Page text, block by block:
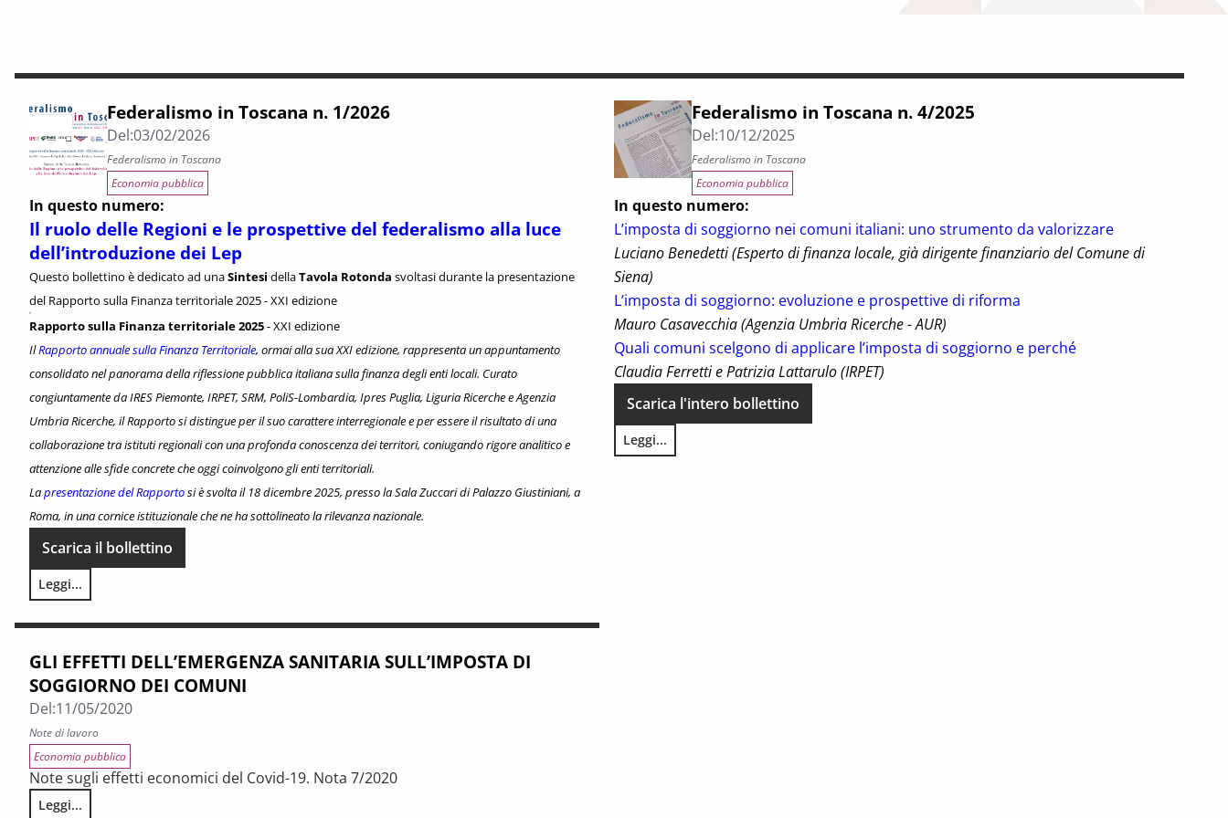
Federalismo in Toscana n. 1/2026
Del:03/02/2026
Federalismo in Toscana
Economia pubblica
In questo numero:
Il ruolo delle Regioni e le prospettive del federalismo alla luce
dell’introduzione dei Lep
Questo bollettino è dedicato ad unaSintesi dellaTavola Rotonda svoltasi durante la presentazione
del Rapporto sulla Finanza territoriale 2025 - XXI edizione
Rapporto sulla Finanza territoriale 2025-XXI edizione
IlRapporto annuale sulla Finanza Territoriale, ormai alla sua XXI edizione, rappresenta un appuntamento
consolidato nel panorama della riflessione pubblica italiana sulla finanza degli enti locali. Curato
congiuntamente da IRES Piemonte, IRPET, SRM, PoliS-Lombardia, Ipres Puglia, Liguria Ricerche e Agenzia
Umbria Ricerche, il Rapporto si distingue per il suo carattere interregionale e per essere il risultato di una
collaborazione tra istituti regionali con una profonda conoscenza dei territori, coniugando rigore analitico e
attenzione alle sfide concrete che oggi coinvolgono gli enti territoriali.
Lapresentazione del Rapportosi è svolta il 18 dicembre 2025, presso la Sala Zuccari di Palazzo Giustiniani, a
Roma, in una cornice istituzionale che ne ha sottolineato la rilevanza nazionale.
Scarica il bollettino
Leggi...
Federalismo in Toscana n. 1/2026
Federalismo in Toscana n. 4/2025
Del:10/12/2025
Federalismo in Toscana
Economia pubblica
In questo numero:
L’imposta di soggiorno nei comuni italiani: uno strumento da valorizzare
Luciano Benedetti (Esperto di finanza locale, già dirigente finanziario del Comune di
Siena)
L’imposta di soggiorno: evoluzione e prospettive di riforma
Mauro Casavecchia (Agenzia Umbria Ricerche - AUR)
Quali comuni scelgono di applicare l’imposta di soggiorno e perché
Claudia Ferretti e Patrizia Lattarulo (IRPET)
Scarica l'intero bollettino
Leggi...
Federalismo in Toscana n. 4/2025
GLI EFFETTI DELL’EMERGENZA SANITARIA SULL’IMPOSTA DI
SOGGIORNO DEI COMUNI
Del:11/05/2020
Note di lavoro
Economia pubblica
Note sugli effetti economici del Covid-19. Nota 7/2020
Leggi...
GLI EFFETTI DELL’EMERGENZA SANITARIA SULL’IMPOSTA DI SOGGIORNO DEI COMUNI